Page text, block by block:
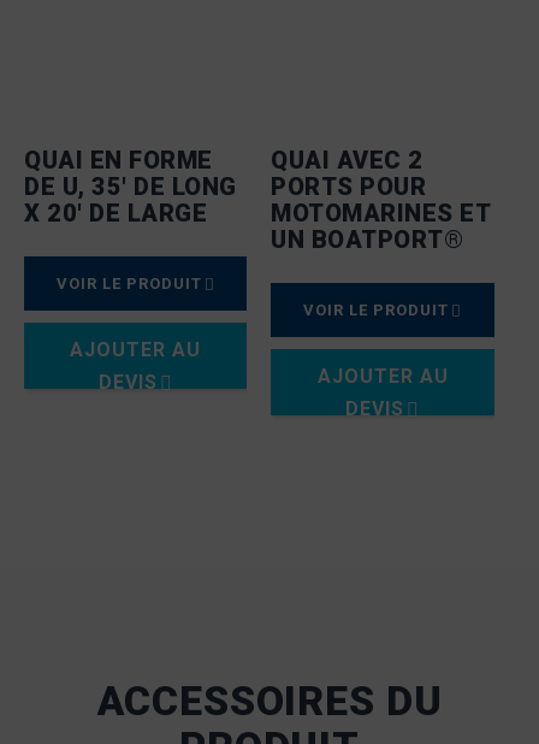
QUAI EN FORME
DE U, 35′ DE LONG
X 20′ DE LARGE
VOIR LE PRODUIT
AJOUTER AU
DEVIS
QUAI AVEC 2
PORTS POUR
MOTOMARINES ET
UN BOATPORT®
VOIR LE PRODUIT
AJOUTER AU
DEVIS
ACCESSOIRES DU